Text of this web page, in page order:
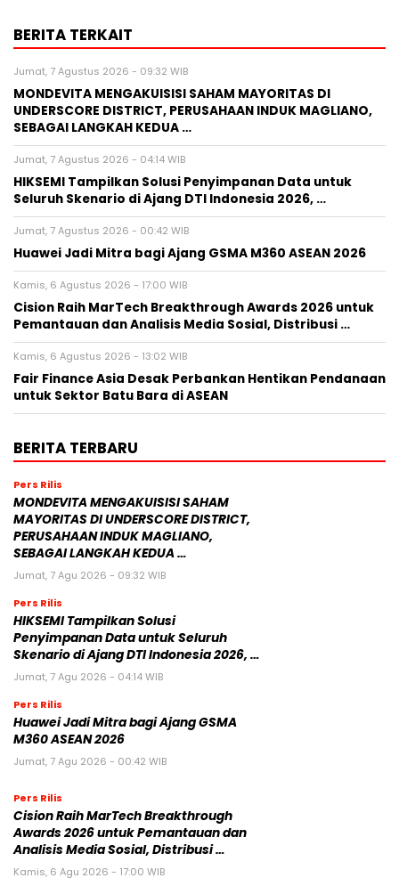
BERITA TERKAIT
Jumat, 7 Agustus 2026 - 09:32 WIB
MONDEVITA MENGAKUISISI SAHAM MAYORITAS DI
UNDERSCORE DISTRICT, PERUSAHAAN INDUK MAGLIANO,
SEBAGAI LANGKAH KEDUA …
Jumat, 7 Agustus 2026 - 04:14 WIB
HIKSEMI Tampilkan Solusi Penyimpanan Data untuk
Seluruh Skenario di Ajang DTI Indonesia 2026, …
Jumat, 7 Agustus 2026 - 00:42 WIB
Huawei Jadi Mitra bagi Ajang GSMA M360 ASEAN 2026
Kamis, 6 Agustus 2026 - 17:00 WIB
Cision Raih MarTech Breakthrough Awards 2026 untuk
Pemantauan dan Analisis Media Sosial, Distribusi …
Kamis, 6 Agustus 2026 - 13:02 WIB
Fair Finance Asia Desak Perbankan Hentikan Pendanaan
untuk Sektor Batu Bara di ASEAN
BERITA TERBARU
Pers Rilis
MONDEVITA MENGAKUISISI SAHAM
MAYORITAS DI UNDERSCORE DISTRICT,
PERUSAHAAN INDUK MAGLIANO,
SEBAGAI LANGKAH KEDUA …
Jumat, 7 Agu 2026 - 09:32 WIB
Pers Rilis
HIKSEMI Tampilkan Solusi
Penyimpanan Data untuk Seluruh
Skenario di Ajang DTI Indonesia 2026, …
Jumat, 7 Agu 2026 - 04:14 WIB
Pers Rilis
Huawei Jadi Mitra bagi Ajang GSMA
M360 ASEAN 2026
Jumat, 7 Agu 2026 - 00:42 WIB
Pers Rilis
Cision Raih MarTech Breakthrough
Awards 2026 untuk Pemantauan dan
Analisis Media Sosial, Distribusi …
Kamis, 6 Agu 2026 - 17:00 WIB